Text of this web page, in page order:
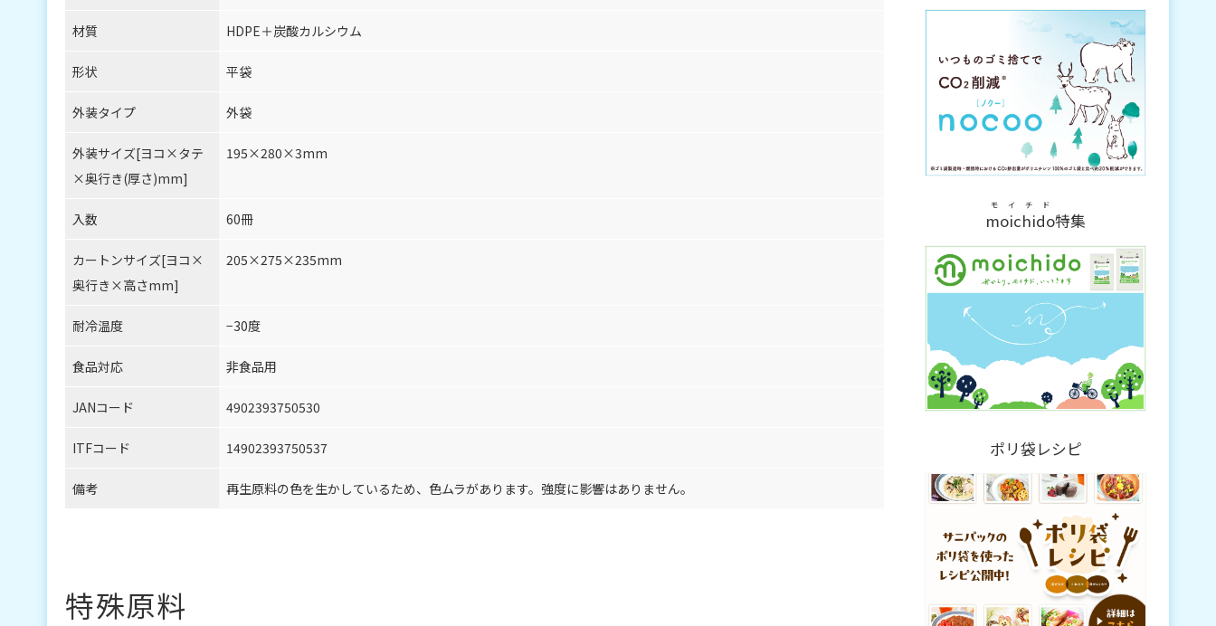
材質 HDPE＋炭酸カルシウム
形状 平袋
外装タイプ 外袋
外装サイズ[ヨコ×タテ
×奥行き(厚さ)mm]
195×280×3mm
入数 60冊
カートンサイズ[ヨコ×
奥行き×高さmm]
205×275×235mm
耐冷温度 −30度
食品対応 非食品用
JANコード 4902393750530
ITFコード 14902393750537
備考 再生原料の色を生かしているため、色ムラがあります。強度に影響はありません。
特殊原料
moichido
モイチド
特集
ポリ袋レシピ